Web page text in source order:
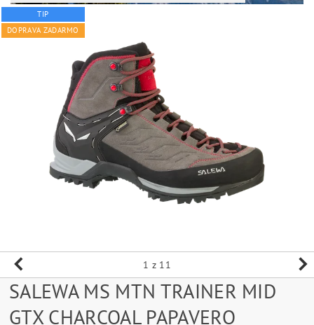
TIP
DOPRAVA ZADARMO
1 z 11
SALEWA MS MTN TRAINER MID
GTX CHARCOAL PAPAVERO